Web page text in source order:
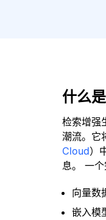
什么
检索增强
潮流。它
Cloud）
息。 一
向量数
嵌入模